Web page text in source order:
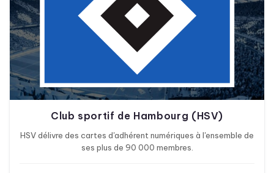
Club sportif de Hambourg (HSV)
HSV délivre des cartes d'adhérent numériques à l'ensemble de
ses plus de 90 000 membres.